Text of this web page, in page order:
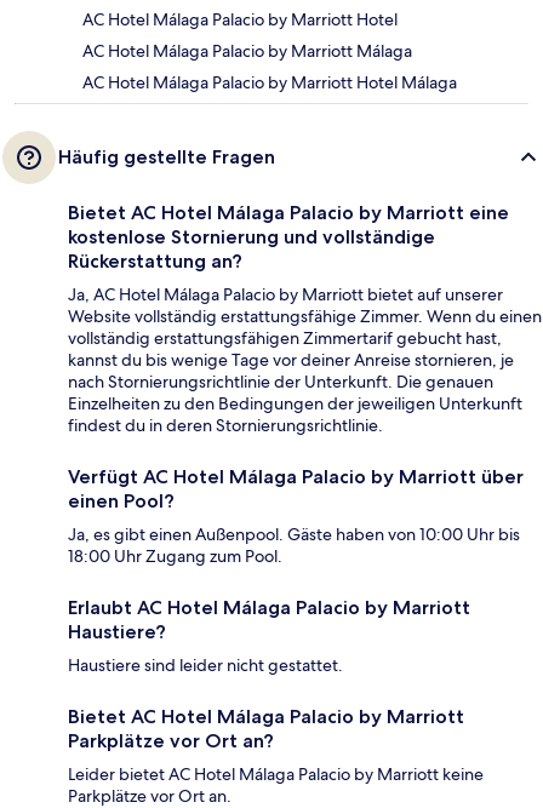
AC Hotel Málaga Palacio by Marriott Hotel
AC Hotel Málaga Palacio by Marriott Málaga
AC Hotel Málaga Palacio by Marriott Hotel Málaga
Häufig gestellte Fragen
Bietet AC Hotel Málaga Palacio by Marriott eine
kostenlose Stornierung und vollständige
Rückerstattung an?
Ja, AC Hotel Málaga Palacio by Marriott bietet auf unserer
Website vollständig erstattungsfähige Zimmer. Wenn du einen
vollständig erstattungsfähigen Zimmertarif gebucht hast,
kannst du bis wenige Tage vor deiner Anreise stornieren, je
nach Stornierungsrichtlinie der Unterkunft. Die genauen
Einzelheiten zu den Bedingungen der jeweiligen Unterkunft
findest du in deren Stornierungsrichtlinie.
Verfügt AC Hotel Málaga Palacio by Marriott über
einen Pool?
Ja, es gibt einen Außenpool. Gäste haben von 10:00 Uhr bis
18:00 Uhr Zugang zum Pool.
Erlaubt AC Hotel Málaga Palacio by Marriott
Haustiere?
Haustiere sind leider nicht gestattet.
Bietet AC Hotel Málaga Palacio by Marriott
Parkplätze vor Ort an?
Leider bietet AC Hotel Málaga Palacio by Marriott keine
Parkplätze vor Ort an.